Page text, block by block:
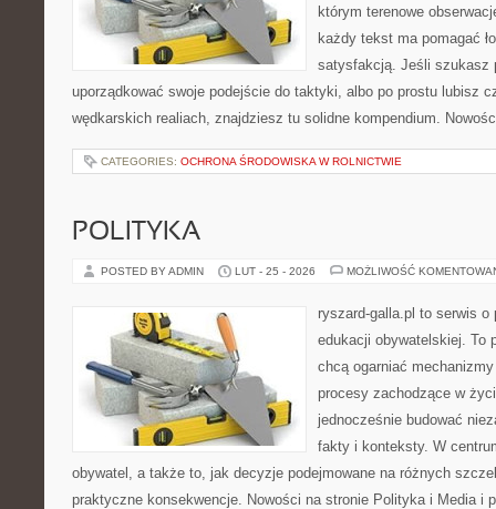
którym terenowe
każdy tekst ma pomagać
satysfakcją. Jeśli szukasz
uporządkować swoje podejście do taktyki, albo po prostu lubisz
wędkarskich realiach, znajdziesz tu solidne kompendium.
CATEGORIES: OCHRONA ŚRODOWISKA W ROLNICTWIE
POLITYKA
POSTED BY ADMIN LUT - 25 - 2026 MOŻLIWOŚĆ
ryszard-galla.pl to serwis
edukacji obywatelskiej. To
chcą ogarniać
procesy zachodzące w
jednocześnie budować
fakty i konteksty. W
obywatel, a także to, jak decyzje podejmowane na różnych
praktyczne konsekwencje. Nowości na stronie Polityka i Media